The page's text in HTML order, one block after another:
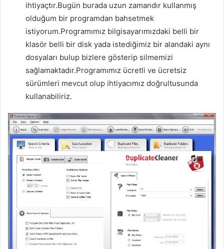
ihtiyaçtır.Bugün burada uzun zamandır kullanmış
olduğum bir programdan bahsetmek
istiyorum.Programımız bilgisayarımızdaki belli bir
klasör belli bir disk yada istediğimiz bir alandaki aynı
dosyaları bulup bizlere gösterip silmemizi
sağlamaktadır.Programımız ücretli ve ücretsiz
sürümleri mevcut olup ihtiyacımız doğrultusunda
kullanabiliriz.